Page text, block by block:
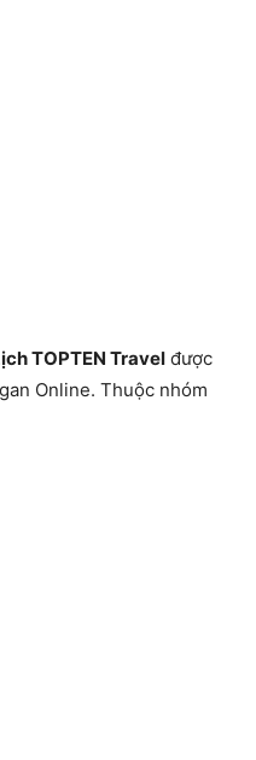
TOPTEN Travel được
Online. Thuộc nhóm